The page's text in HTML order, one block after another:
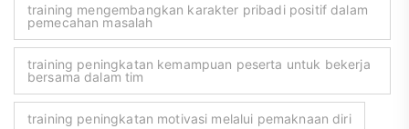
training mengembangkan karakter pribadi positif dalam
pemecahan masalah
training peningkatan kemampuan peserta untuk bekerja
bersama dalam tim
training peningkatan motivasi melalui pemaknaan diri